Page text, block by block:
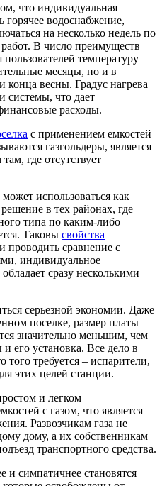
что индивидуальная
горячее водоснабжение,
на несколько недель по
В число преимуществ
температуру
месяцы, но и в
конца весны. Градус нагрева
системы, что дает
расходы.
с применением емкостей
газгольдеры, является
где отсутствует
использоваться как
в тех районах, где
типа по каким-либо
Таковы свойства
проводить сравнение с
индивидуальное
сразу несколькими
серьезной экономии. Даже
поселке, размер платы
значительно меньшим, чем
его установка. Все дело в
того требуется – испарители,
этих целей станции.
и легком
с газом, что является
Развозчикам газа не
дому, а их собственникам
транспортного средства.
и симпатичнее становятся